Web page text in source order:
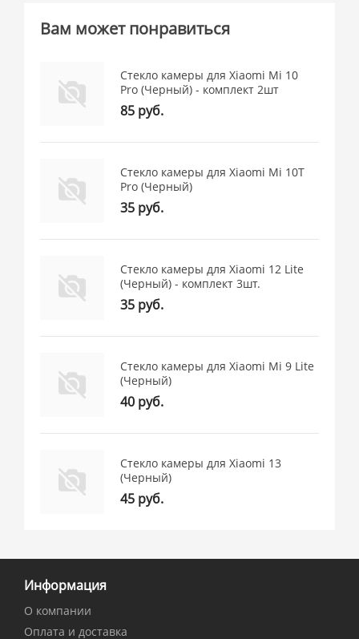
Вам может понравиться
Стекло камеры для Xiaomi Mi 10
Pro (Черный) - комплект 2шт
85 руб.
Стекло камеры для Xiaomi Mi 10T
Pro (Черный)
35 руб.
Стекло камеры для Xiaomi 12 Lite
(Черный) - комплект 3шт.
35 руб.
Стекло камеры для Xiaomi Mi 9 Lite
(Черный)
40 руб.
Стекло камеры для Xiaomi 13
(Черный)
45 руб.
Информация
О компании
Оплата и доставка